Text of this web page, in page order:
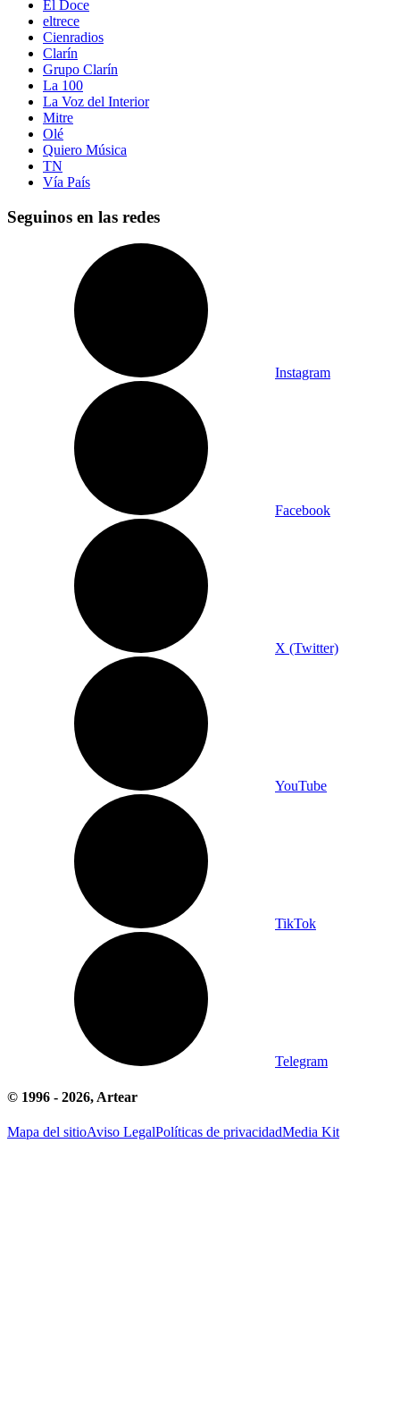
El Doce
eltrece
Cienradios
Clarín
Grupo Clarín
La 100
La Voz del Interior
Mitre
Olé
Quiero Música
TN
Vía País
Seguinos en las redes
Instagram
Facebook
X (Twitter)
YouTube
TikTok
Telegram
© 1996 - 2026, Artear
Mapa del sitioAviso LegalPolíticas de privacidadMedia Kit